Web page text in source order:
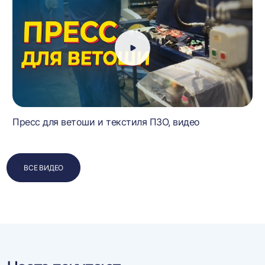
Пресс для ветоши и текстиля ПЗО, видео
ВСЕ ВИДЕО